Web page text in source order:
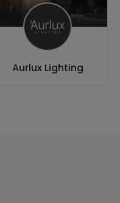
Aurlux Lighting